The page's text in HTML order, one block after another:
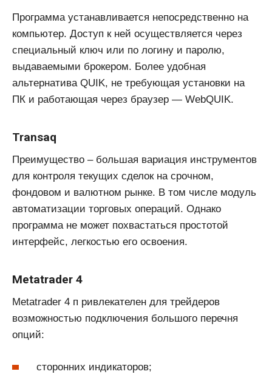
Программа устанавливается непосредственно на
компьютер. Доступ к ней осуществляется через
специальный ключ или по логину и паролю,
выдаваемыми брокером. Более удобная
альтернатива QUIK, не требующая установки на
ПК и работающая через браузер — WebQUIK.
Transaq
Преимущество – большая вариация инструментов
для контроля текущих сделок на срочном,
фондовом и валютном рынке. В том числе модуль
автоматизации торговых операций. Однако
программа не может похвастаться простотой
интерфейс, легкостью его освоения.
Metatrader 4
Metatrader 4 п ривлекателен для трейдеров
возможностью подключения большого перечня
опций:
сторонних индикаторов;